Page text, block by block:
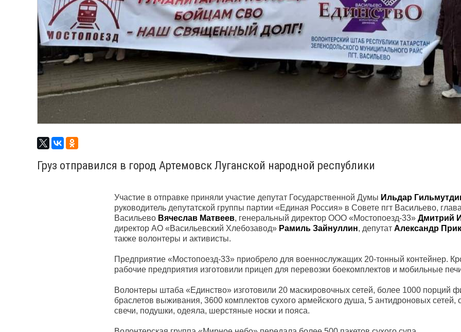
Груз отправился в город Артемовск Луганской народной республики
Участие в отправке приняли участие депутат Государственной Думы Ильдар
руководитель депутатской группы партии «Единая Россия» в Совете пгт Васильево,
Васильево Вячеслав Матвеев, генеральный директор ООО «Мостопоезд-33» Дмитрий
директор АО «Васильевский Хлебозавод» Рамиль Зайнуллин, депутат Александр
также волонтеры и активисты.
Предприятие «Мостопоезд-33» приобрело для военнослужащих 20-тонный контейнер.
рабочие предприятия изготовили прицеп для перевозки боекомплектов и мобильные
Волонтеры штаба «Единство» изготовили 20 маскировочных сетей, более 1000 порций
браслетов выживания, 3600 комплектов сухого армейского душа, 5 антидроновых сетей,
свечи, подушки, одеяла, шерстяные носки и пояса.